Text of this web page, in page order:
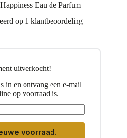
Eau de Parfum
op 1 klantbeoordeling
uitverkocht!
in en ontvang een e-mail
op voorraad is.
voorraad.